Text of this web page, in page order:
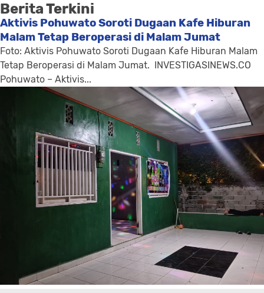
Berita Terkini
Aktivis Pohuwato Soroti Dugaan Kafe Hiburan
Malam Tetap Beroperasi di Malam Jumat
Foto: Aktivis Pohuwato Soroti Dugaan Kafe Hiburan Malam
Tetap Beroperasi di Malam Jumat. INVESTIGASINEWS.CO
Pohuwato – Aktivis...